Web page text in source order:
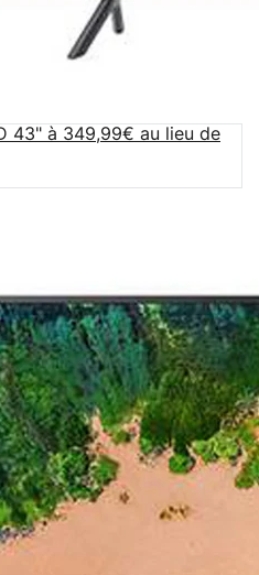
43" à 349,99€ au lieu de